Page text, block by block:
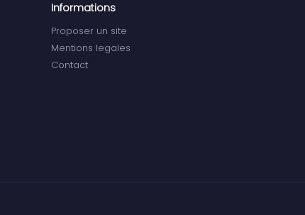
Informations
Proposer un site
Mentions legales
Contact